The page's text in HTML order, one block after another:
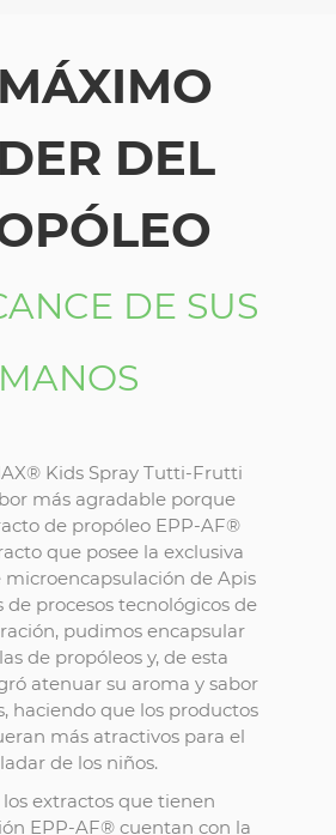
DEL
DE SUS
MANOS
Kids Spray Tutti-Frutti
más agradable porque
de propóleo EPP-AF®
que posee la exclusiva
de Apis
de procesos tecnológicos de
pudimos encapsular
de propóleos y, de esta
atenuar su aroma y sabor
haciendo que los productos
más atractivos para el
de los niños.
extractos que tienen
EPP-AF® cuentan con la